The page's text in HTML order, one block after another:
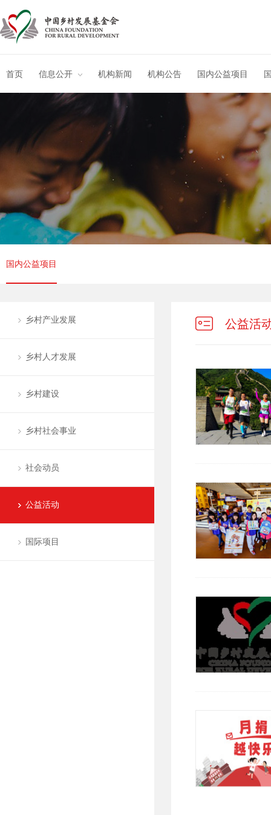
首页 信息公开 机构新闻 机构公告 国内公益项目
国内公益项目
乡村产业发展
乡村人才发展
乡村建设
乡村社会事业
社会动员
公益活动
国际项目
公益活